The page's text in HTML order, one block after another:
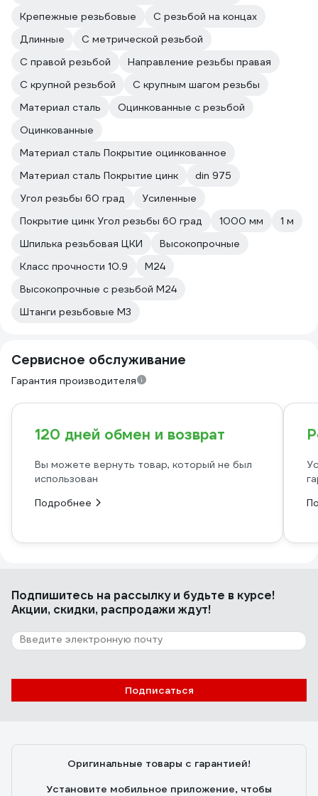
Крепежные резьбовые
С резьбой на концах
Длинные
С метрической резьбой
С правой резьбой
Направление резьбы правая
С крупной резьбой
С крупным шагом резьбы
Материал сталь
Оцинкованные с резьбой
Оцинкованные
Материал сталь Покрытие оцинкованное
Материал сталь Покрытие цинк
din 975
Угол резьбы 60 град
Усиленные
Покрытие цинк Угол резьбы 60 град
1000 мм
1 м
Шпилька резьбовая ЦКИ
Высокопрочные
Класс прочности 10.9
М24
Высокопрочные с резьбой М24
Штанги резьбовые М3
Сервисное обслуживание
Гарантия производителя
120 дней обмен и возврат
Вы можете вернуть товар, который не был
использован
Подробнее
Подпишитесь на рассылкуи будьте в курсе!
Акции, скидки, распродажи ждут!
Подписаться
Оригинальные товары с гарантией!
Установите мобильное приложение, чтобы